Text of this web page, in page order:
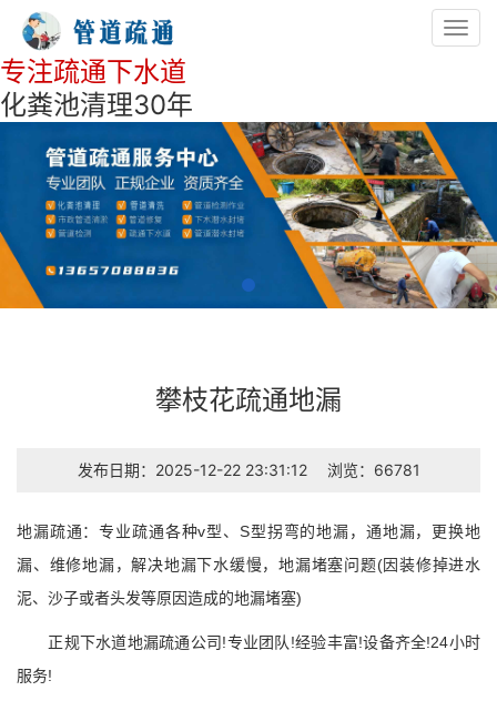
专注疏通下水道
化粪池清理30年
攀枝花疏通地漏
发布日期：2025-12-22 23:31:12 浏览：66781
地漏疏通：专业疏通各种v型、S型拐弯的地漏，通地漏，更换地
漏、维修地漏，解决地漏下水缓慢，地漏堵塞问题(因装修掉进水
泥、沙子或者头发等原因造成的地漏堵塞)
正规下水道地漏疏通公司!专业团队!经验丰富!设备齐全!24小时
服务!